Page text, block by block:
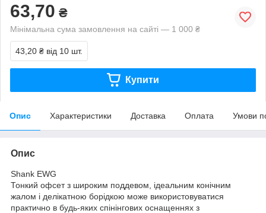
63,70 ₴
Мінімальна сума замовлення на сайті — 1 000 ₴
43,20 ₴ від 10 шт.
Купити
Опис Характеристики Доставка Оплата Умови
Опис
Shank EWG
Тонкий офсет з широким поддевом, ідеальним конічним
жалом і делікатною борідкою може використовуватися
практично в будь-яких спінінгових оснащеннях з